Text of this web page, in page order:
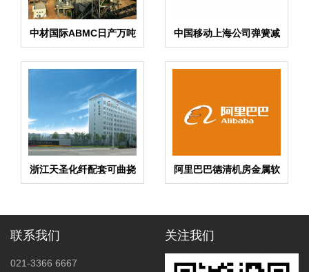
中材国际ABMC日产万吨
水泥生产线项目配套水泵
软连接案例
中国移动上海公司弹簧减
震器案例
浙江天圣化纤配套可曲挠
橡胶接头案例
阿里巴巴德清机房金属软
管案例
联系我们
021-3366 6667
关注我们